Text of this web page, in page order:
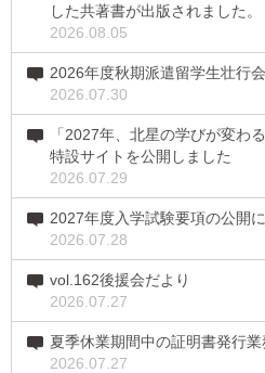
した共著書が出版されました。
2026.08.05
2026年度秋期派遣留学生壮行
2026.07.30
「2027年、北星の学びが変わ
特設サイトを公開しました
2026.07.29
2027年度入学試験要項の公開
2026.07.28
vol.162後援会だより
2026.07.27
夏季休業期間中の証明書発行
2026.07.27